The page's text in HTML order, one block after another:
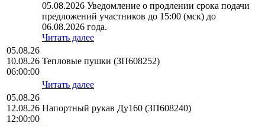
05.08.2026 Уведомление о продлении срока подачи
предложений участников до 15:00 (мск) до
06.08.2026 года.
Читать далее
05.08.26
10.08.26
06:00:00
Тепловые пушки (ЗП608252)
Читать далее
05.08.26
12.08.26
12:00:00
Напортный рукав Ду160 (ЗП608240)